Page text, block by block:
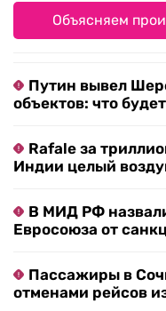
Объясняем
Путин вывел
объектов: что
Rafale за
Индии целый
В МИД РФ
Евросоюза от
Пассажиры в
отменами рейсов